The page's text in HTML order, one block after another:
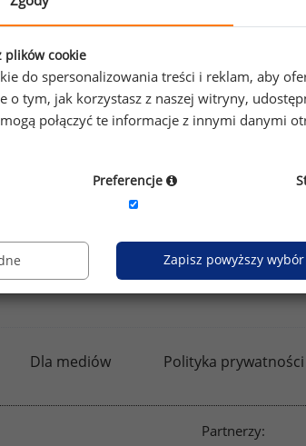
kfw.sedlak.pl rynekpracy.pl
Dla mediów Polityka prywatności
Partnerzy:
plików cookie
do spersonalizowania treści i reklam, aby
o tym, jak korzystasz z naszej witryny,
połączyć te informacje z innymi danymi
Preferencje
Zapisz powyższy wybór